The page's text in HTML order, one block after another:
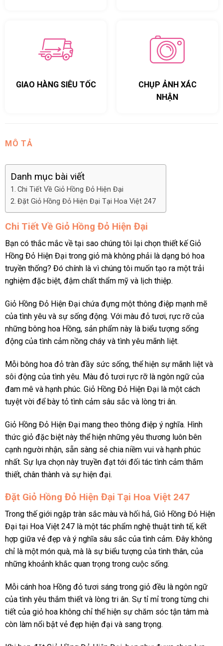
GIAO HÀNG SIÊU TỐC
CHỤP ẢNH XÁC
NHẬN
MÔ TẢ
Danh mục bài viết
Chi Tiết Về Giỏ Hồng Đỏ Hiện Đại
Đặt Giỏ Hồng Đỏ Hiện Đại Tại Hoa Việt 247
Chi Tiết Về Giỏ Hồng Đỏ Hiện Đại
Bạn có thắc mắc về tại sao chúng tôi lại chọn thiết kế Giỏ
Hồng Đỏ Hiện Đại trong giỏ mà không phải là dạng bó hoa
truyền thống? Đó chính là vì chúng tôi muốn tạo ra một trải
nghiệm đặc biệt, đậm chất thẩm mỹ và lịch thiệp.
Giỏ Hồng Đỏ Hiện Đại chứa đựng một thông điệp mạnh mẽ
của tình yêu và sự sống động. Với màu đỏ tươi, rực rỡ của
những bông hoa Hồng, sản phẩm này là biểu tượng sống
động của tình cảm nồng cháy và tình yêu mãnh liệt.
Mỗi bông hoa đỏ tràn đầy sức sống, thể hiện sự mãnh liệt và
sôi động của tình yêu. Màu đỏ tươi rực rỡ là ngôn ngữ của
đam mê và hạnh phúc. Giỏ Hồng Đỏ Hiện Đại là một cách
tuyệt vời để bày tỏ tình cảm sâu sắc và lòng tri ân.
Giỏ Hồng Đỏ Hiện Đại mang theo thông điệp ý nghĩa. Hình
thức giỏ đặc biệt này thể hiện những yêu thương luôn bên
cạnh người nhận, sẵn sàng sẻ chia niềm vui và hạnh phúc
nhất. Sự lựa chọn này truyền đạt tới đối tác tình cảm thắm
thiết, chân thành và sự hiện đại.
Đặt Giỏ Hồng Đỏ Hiện Đại Tại Hoa Việt 247
Trong thế giới ngập tràn sắc màu và hối hả, Giỏ Hồng Đỏ Hiện
Đại tại Hoa Việt 247 là một tác phẩm nghệ thuật tinh tế, kết
hợp giữa vẻ đẹp và ý nghĩa sâu sắc của tình cảm. Đây không
chỉ là một món quà, mà là sự biểu tượng của tình thân, của
những khoảnh khắc quan trọng trong cuộc sống.
Mỗi cánh hoa Hồng đỏ tươi sáng trong giỏ đều là ngôn ngữ
của tình yêu thắm thiết và lòng tri ân. Sự tỉ mỉ trong từng chi
tiết của giỏ hoa không chỉ thể hiện sự chăm sóc tận tâm mà
còn làm nổi bật vẻ đẹp hiện đại và sang trọng.